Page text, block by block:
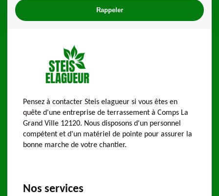
Pensez à contacter Steis elagueur si vous êtes en
quête d'une entreprise de terrassement à Comps La
Grand Ville 12120. Nous disposons d'un personnel
compétent et d'un matériel de pointe pour assurer la
bonne marche de votre chantier.
Nos services